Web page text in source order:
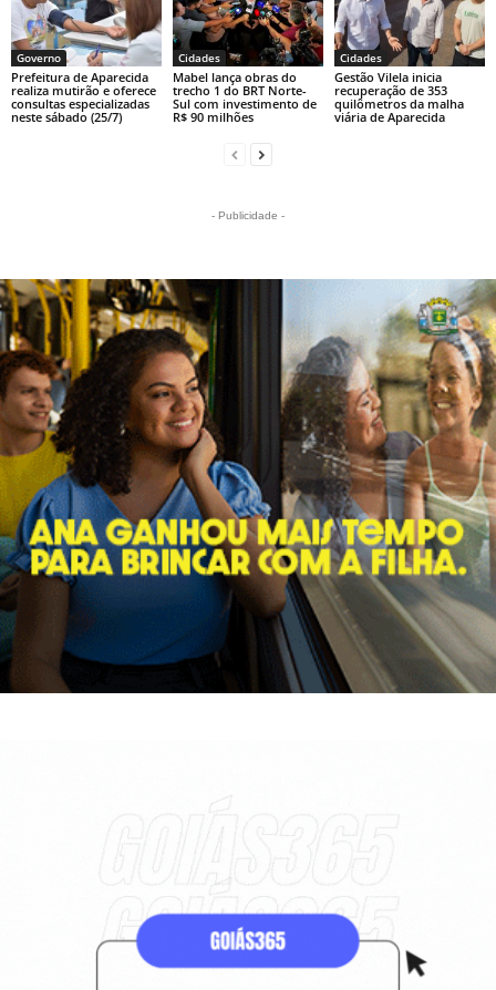
Governo
Prefeitura de Aparecida
realiza mutirão e oferece
consultas especializadas
neste sábado (25/7)
Cidades
Mabel lança obras do
trecho 1 do BRT Norte-
Sul com investimento de
R$ 90 milhões
Cidades
Gestão Vilela inicia
recuperação de 353
quilômetros da malha
viária de Aparecida
- Publicidade -